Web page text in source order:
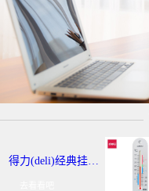
得力(deli)经典挂壁式温度计 个性化提示温湿度计 办公用品 9013